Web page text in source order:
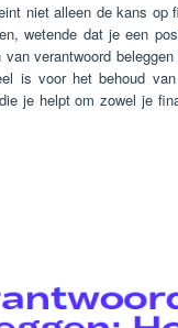
niet alleen de kans
wetende dat je een
verantwoord
is voor het behoud
je helpt om zowel je